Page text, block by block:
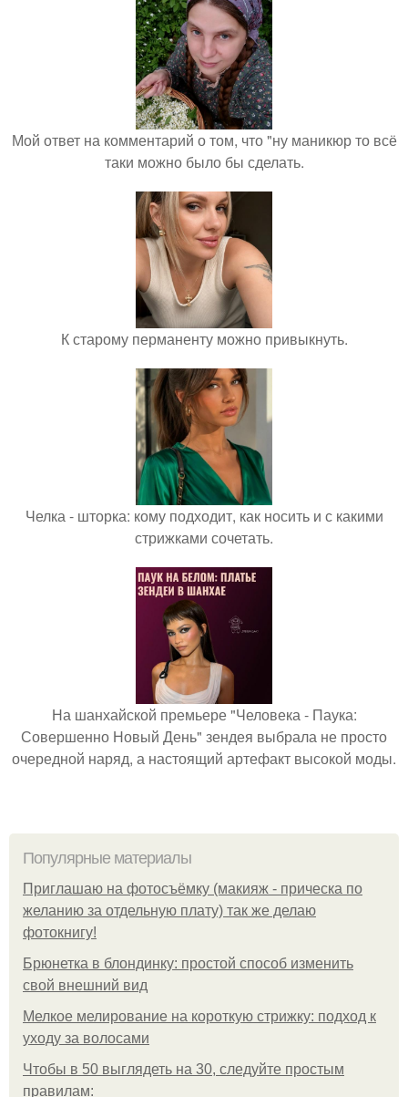
Мой ответ на комментарий о том, что "ну маникюр то всё
таки можно было бы сделать.
К старому перманенту можно привыкнуть.
Челка - шторка: кому подходит, как носить и с какими
стрижками сочетать.
На шанхайской премьере "Человека - Паука:
Совершенно Новый День" зендея выбрала не просто
очередной наряд, а настоящий артефакт высокой моды.
Популярные материалы
Приглашаю на фотосъёмку (макияж - прическа по
желанию за отдельную плату) так же делаю
фотокнигу!
Брюнетка в блондинку: простой способ изменить
свой внешний вид
Мелкое мелирование на короткую стрижку: подход к
уходу за волосами
Чтобы в 50 выглядеть на 30, следуйте простым
правилам: